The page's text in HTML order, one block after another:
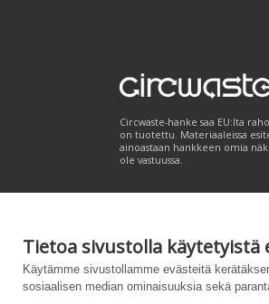
Tietoa sivustolla käytetyistä
Käytämme sivustollamme evästeitä
sosiaalisen median ominaisuuksia sekä
Circwaste-hanke saa EU:lta
on tuotettu. Materiaaleissa
ainoastaan hankkeen omia
ole vastuussa.
Palvelukuvaus|
Powered by –